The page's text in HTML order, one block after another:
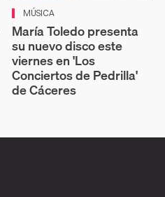
MÚSICA
María Toledo presenta
su nuevo disco este
viernes en 'Los
Conciertos de Pedrilla'
de Cáceres